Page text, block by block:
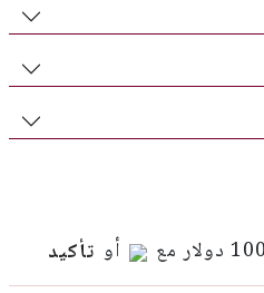
أو تأكيد